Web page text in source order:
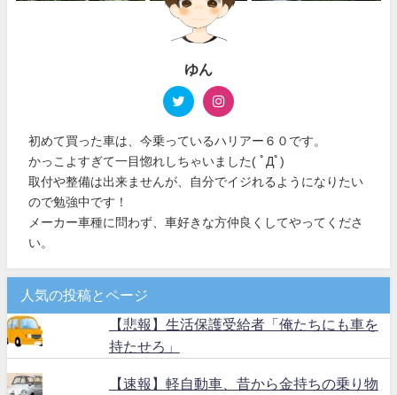
ゆん
初めて買った車は、今乗っているハリアー６０です。
かっこよすぎて一目惚れしちゃいました( ﾟДﾟ)
取付や整備は出来ませんが、自分でイジれるようになりたい
ので勉強中です！
メーカー車種に問わず、車好きな方仲良くしてやってくださ
い。
人気の投稿とページ
【悲報】生活保護受給者「俺たちにも車を
持たせろ」
【速報】軽自動車、昔から金持ちの乗り物